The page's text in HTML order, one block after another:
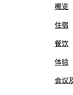
概览
住宿
餐饮
体验
会议